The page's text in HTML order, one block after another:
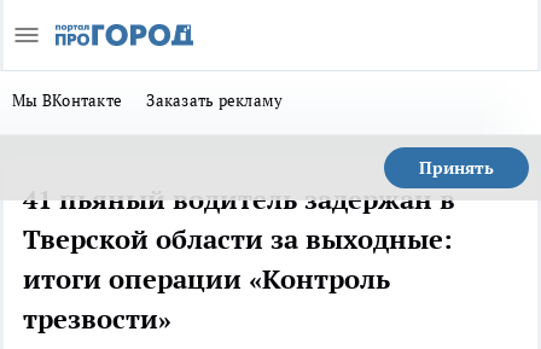
Мы ВКонтакте Заказать рекламу
Принять
41 пьяный водитель задержан в
Тверской области за выходные:
итоги операции «Контроль
трезвости»